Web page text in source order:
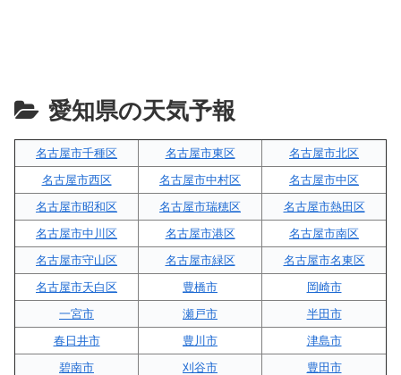
愛知県の天気予報
名古屋市千種区 名古屋市東区
名古屋市北区
名古屋市西区
名古屋市中村区
名古屋市中区
名古屋市昭和区
名古屋市瑞穂区
名古屋市熱田区
名古屋市中川区
名古屋市港区
名古屋市南区
名古屋市守山区
名古屋市緑区
名古屋市名東区
名古屋市天白区
豊橋市
岡崎市
一宮市
瀬戸市
半田市
春日井市
豊川市
津島市
碧南市
刈谷市
豊田市